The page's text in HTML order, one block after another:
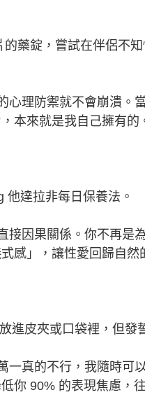
的藥錠，嘗試在伴侶不
心理防禦就不會崩潰。
本來就是我自己擁有的
達拉非每日保養法。
接因果關係。你不再是
感」，讓性愛回歸自然
放進皮夾或口袋裡，但發
一真的不行，我隨時可
你 90% 的表現焦慮，